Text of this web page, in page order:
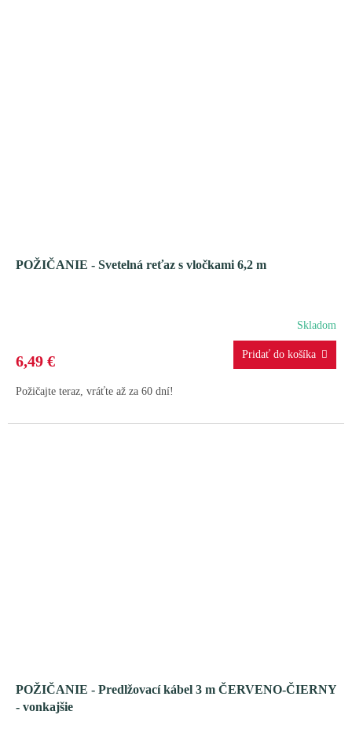
POŽIČANIE - Svetelná reťaz s vločkami 6,2 m
Skladom
6,49 €
Požičajte teraz, vráťte až za 60 dní!
POŽIČANIE - Predlžovací kábel 3 m ČERVENO-ČIERNY
- vonkajšie